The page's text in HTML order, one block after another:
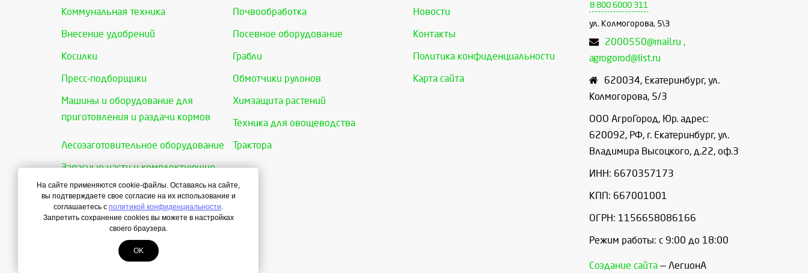
Коммунальная техника Почвообработка
Внесение удобрений Посевное оборудование
Косилки Грабли
Пресс-подборщики Обмотчики рулонов
Машины и оборудование для
приготовления и раздачи кормов
Химзащита растений
Техника для овощеводства
Лесозаготовительное оборудование Трактора
Запасные части и комплектующие
Новости
Контакты
Политика конфиденциальности
Карта сайта
8 800 6000 311
ул. Колмогорова, 5\3
2000550@mail.ru ,
agrogorod@list.ru
620034, Екатеринбург, ул.
Колмогорова, 5/3
ООО АгроГород, Юр. адрес:
620092, РФ, г. Екатеринбург, ул.
Владимира Высоцкого, д.22, оф.3
ИНН: 6670357173
КПП: 667001001
ОГРН: 1156658086166
Режим работы: с 9:00 до 18:00
Создание сайта— ЛегионА
На сайте применяются cookie-файлы. Оставаясь на сайте,
вы подтверждаете свое согласие на их использование и
соглашаетесь с политикой конфиденциальности.
Запретить сохранение cookies вы можете в настройках
своего браузера.
OK